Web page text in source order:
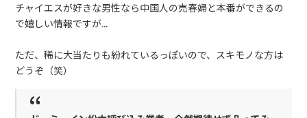
チャイエスが好きな男性なら中国人の売春婦と本番ができるの
で嬉しい情報ですが…
ただ、稀に大当たりも紛れているっぽいので、スキモノな方は
どうぞ（笑）